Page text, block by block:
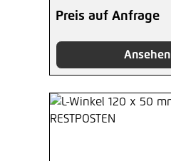
Preis auf Anfrage
Ansehen